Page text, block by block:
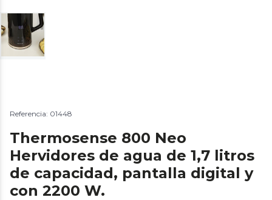
Referencia: 01448
Thermosense 800 Neo
Hervidores de agua de 1,7 litros
de capacidad, pantalla digital y
con 2200 W.